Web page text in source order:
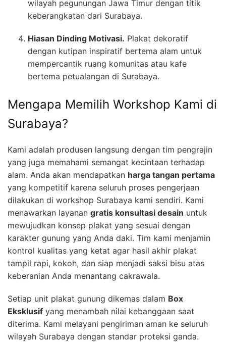
wilayah pegunungan Jawa Timur dengan titik
keberangkatan dari Surabaya.
Hiasan Dinding Motivasi. Plakat dekoratif
dengan kutipan inspiratif bertema alam untuk
mempercantik ruang komunitas atau kafe
bertema petualangan di Surabaya.
Mengapa Memilih Workshop Kami di
Surabaya?
Kami adalah produsen langsung dengan tim pengrajin
yang juga memahami semangat kecintaan terhadap
alam. Anda akan mendapatkan harga tangan pertama
yang kompetitif karena seluruh proses pengerjaan
dilakukan di workshop Surabaya kami sendiri. Kami
menawarkan layanan gratis konsultasi desain untuk
mewujudkan konsep plakat yang sesuai dengan
karakter gunung yang Anda daki. Tim kami menjamin
kontrol kualitas yang ketat agar hasil akhir plakat
tampil rapi, kokoh, dan siap menjadi saksi bisu atas
keberanian Anda menantang cakrawala.
Setiap unit plakat gunung dikemas dalam Box
Eksklusif yang menambah nilai kebanggaan saat
diterima. Kami melayani pengiriman aman ke seluruh
wilayah Surabaya dengan standar proteksi ganda.